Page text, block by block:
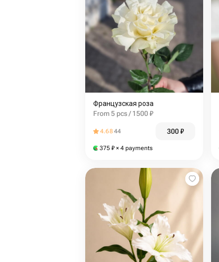
Французская роза
From 5 pcs / 1500 ₽
4.6844 300₽
375 ₽ × 4 payments